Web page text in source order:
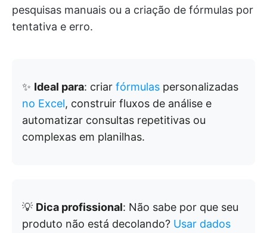
pesquisas manuais ou a criação de fórmulas por
tentativa e erro.
✨ Ideal para: criar fórmulas personalizadas
no Excel, construir fluxos de análise e
automatizar consultas repetitivas ou
complexas em planilhas.
💡 Dica profissional: Não sabe por que seu
produto não está decolando? Usar dados